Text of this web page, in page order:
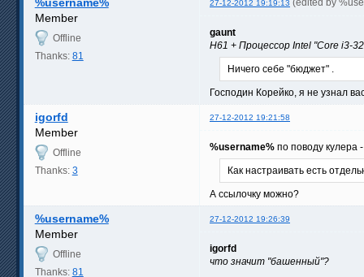
27-12-2012 19:19:13 (edited by
Member
Offline
Thanks: 81
gaunt
Н61 + Процессор Intel "Core i3-
Ничего себе "бюджет" .
Господин Корейко, я не узнал
igorfd 27-12-2012 19:21:58
Member
Offline
Thanks: 3
%username% по поводу кулера
Как настраивать есть
А ссылочку можно?
%username% 27-12-2012 19:26:39
Member
Offline
Thanks: 81
igorfd
что значит "башенный"?